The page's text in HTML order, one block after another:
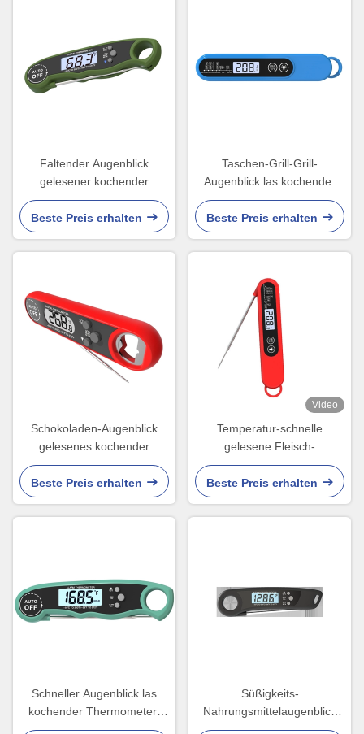
Faltender Augenblick
gelesener kochender
Thermometer für das
Kochen des Brot-Grill-
Backens
Beste Preis erhalten
Taschen-Grill-Grill-
Augenblick las kochender
Thermometer-lange Sonde
Beste Preis erhalten
Schokoladen-Augenblick
gelesenes kochender
Thermometer-Fleisch, das
FDA-Nahrung grillt
Beste Preis erhalten
Video
Temperatur-schnelle
gelesene Fleisch-
Thermometer-Digital-Sonde
für das Grillen des Öls
Beste Preis erhalten
Schneller Augenblick las
kochender Thermometer-
Messgerät-Grill 2 in 1
Süßigkeits-
Nahrungsmittelaugenblick
las kochenden Thermometer